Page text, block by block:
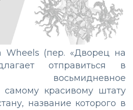
Wheels (пер. «Дворец на
отправиться в
восьмидневное
самому красивому штату
название которого в